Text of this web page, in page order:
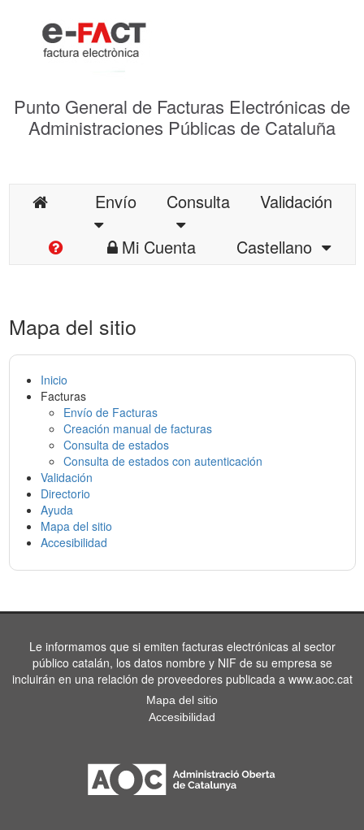
Punto General de Facturas Electrónicas de
Administraciones Públicas de Cataluña
Envío Consulta
Validación
Mi Cuenta
Castellano
Mapa del sitio
Inicio
Facturas
Envío de Facturas
Creación manual de facturas
Consulta de estados
Consulta de estados con autenticación
Validación
Directorio
Ayuda
Mapa del sitio
Accesibilidad
Le informamos que si emiten facturas electrónicas al sector
público catalán, los datos nombre y NIF de su empresa se
incluirán en una relación de proveedores publicada a www.aoc.cat
Mapa del sitio
Accesibilidad